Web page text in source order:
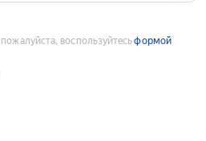
воспользуйтесьформой